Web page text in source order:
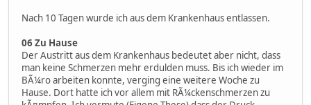
Nach 10 Tagen wurde ich aus dem Krankenhaus entlassen.
06 Zu Hause
Der Austritt aus dem Krankenhaus bedeutet aber nicht, dass
man keine Schmerzen mehr erdulden muss. Bis ich wieder im
BÃ¼ro arbeiten konnte, verging eine weitere Woche zu
Hause. Dort hatte ich vor allem mit RÃ¼ckenschmerzen zu